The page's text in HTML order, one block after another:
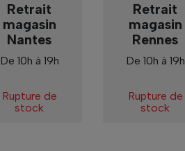
Retrait
magasin
Nantes
De 10h à 19h
Rupture de
stock
Retrait
magasin
Rennes
De 10h à 19h
Rupture de
stock